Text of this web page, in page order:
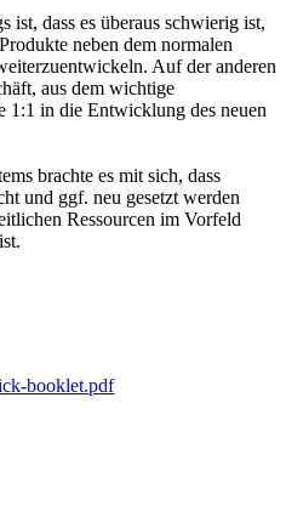
ist, dass es überaus schwierig ist,
neben dem normalen
Auf der anderen
aus dem wichtige
1:1 in die Entwicklung des neuen
brachte es mit sich, dass
und ggf. neu gesetzt werden
Ressourcen im Vorfeld
booklet.pdf